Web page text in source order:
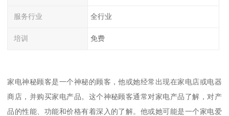
服务行业 全行业
培训 免费
家电神秘顾客是一个神秘的顾客，他或她经常出现在家电店或电器
商店，并购买家电产品。这个神秘顾客通常对家电产品了解，对产
品的性能、功能和价格有着深入的了解。他或她可能是一个家电爱